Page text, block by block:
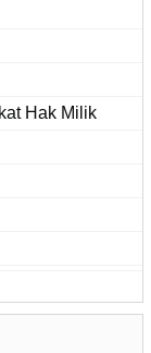
Hak Milik